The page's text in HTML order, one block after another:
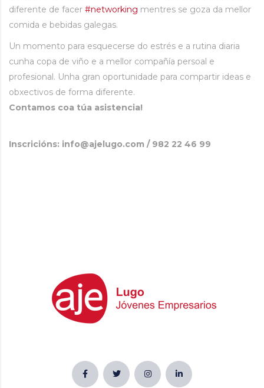
diferente de facer #networking mentres se goza da mellor
comida e bebidas galegas.
Un momento para esquecerse do estrés e a rutina diaria
cunha copa de viño e a mellor compañía persoal e
profesional. Unha gran oportunidade para compartir ideas e
obxectivos de forma diferente.
Contamos coa túa asistencia!
Inscricións: info@ajelugo.com / 982 22 46 99